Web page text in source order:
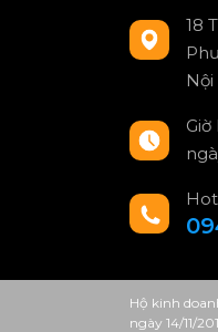
18
Nội
Hộ kinh
ngày 14/11/